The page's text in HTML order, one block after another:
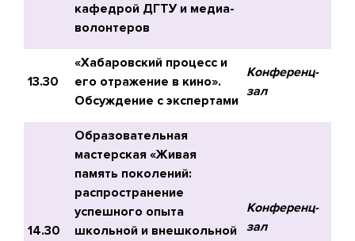
кафедрой ДГТУ и медиа-
волонтеров
13.30
«Хабаровский процесс и
его отражение в кино».
Обсуждение с экспертами
Конференц-
зал
14.30
Образовательная
мастерская «Живая
память поколений:
распространение
успешного опыта
школьной и внешкольной
Конференц-
зал